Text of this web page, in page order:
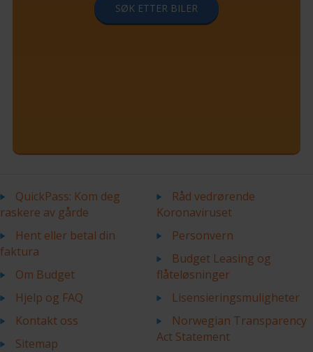
SØK ETTER BILER
QuickPass: Kom deg
raskere av gårde
Hent eller betal din
faktura
Om Budget
Hjelp og FAQ
Kontakt oss
Sitemap
Råd vedrørende
Koronaviruset
Personvern
Budget Leasing og
flåteløsninger
Lisensieringsmuligheter
Norwegian Transparency
Act Statement